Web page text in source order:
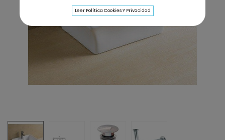
Leer Política Cookies Y Privacidad